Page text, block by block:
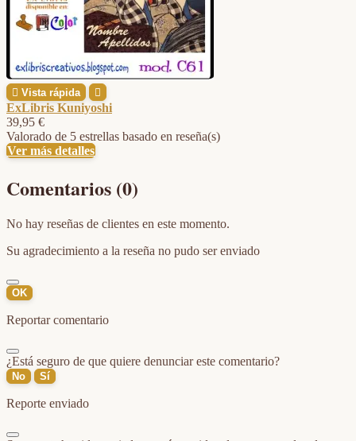
 Vista rápida 
ExLibris Kuniyoshi
39,95 €
Valorado de 5 estrellas basado en reseña(s)
Ver más detalles
Comentarios (0)
No hay reseñas de clientes en este momento.
Su agradecimiento a la reseña no pudo ser enviado
OK
Reportar comentario
¿Está seguro de que quiere denunciar este comentario?
No Sí
Reporte enviado